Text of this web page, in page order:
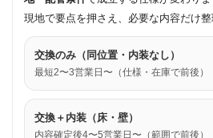
現地で要点を押さえ、必要な内容だけ整
交換のみ（同位置・内装なし）
最短2〜3営業日〜（仕様・在庫で前後）
交換＋内装（床・壁）
内容確定後4〜5営業日〜（範囲で前後）